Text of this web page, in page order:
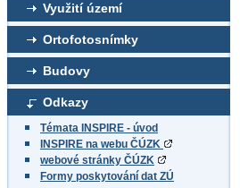
Využití území
Ortofotosnímky
Budovy
Odkazy
Témata INSPIRE - úvod
INSPIRE na webu ČÚZK
webové stránky ČÚZK
Formy poskytování dat ZÚ